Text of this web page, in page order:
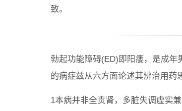
致。
勃起功能障碍(ED)即阳痿，是成
的病症兹从六方面论述其辨治用药
1本病并非全责肾，多脏失调虚实兼